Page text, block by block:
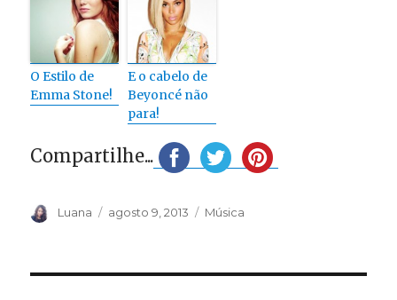
O Estilo de
Emma Stone!
E o cabelo de
Beyoncé não
para!
Compartilhe...
Autor
Luana
Publicado
agosto 9, 2013 Categorias
Música